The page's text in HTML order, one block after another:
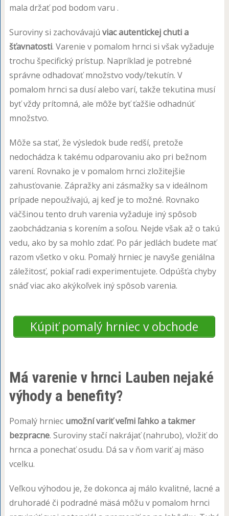
mala držať pod bodom varu .
Suroviny si zachovávajú viac autentickej chuti a
šťavnatosti. Varenie v pomalom hrnci si však vyžaduje
trochu špecifický prístup. Napríklad je potrebné
správne odhadovať množstvo vody/tekutín. V
pomalom hrnci sa dusí alebo varí, takže tekutina musí
byť vždy prítomná, ale môže byť ťažšie odhadnúť
množstvo.
Môže sa stať, že výsledok bude redší, pretože
nedochádza k takému odparovaniu ako pri bežnom
varení. Rovnako je v pomalom hrnci zložitejšie
zahusťovanie. Zápražky ani zásmažky sa v ideálnom
prípade nepoužívajú, aj keď je to možné. Rovnako
väčšinou tento druh varenia vyžaduje iný spôsob
zaobchádzania s korením a soľou. Nejde však až o takú
vedu, ako by sa mohlo zdať. Po pár jedlách budete mať
razom všetko v oku. Pomalý hrniec je navyše geniálna
záležitosť, pokiaľ radi experimentujete. Odpúšťa chyby
snáď viac ako akýkoľvek iný spôsob varenia.
Kúpiť pomalý hrniec v obchode
Má varenie v hrnci Lauben nejaké
výhody a benefity?
Pomalý hrniec umožní variť veľmi ľahko a takmer
bezpracne. Suroviny stačí nakrájať (nahrubo), vložiť do
hrnca a ponechať osudu. Dá sa v ňom variť aj mäso
vcelku.
Veľkou výhodou je, že dokonca aj málo kvalitné, lacné a
druhoradé či podradné mäsá môžu v pomalom hrnci